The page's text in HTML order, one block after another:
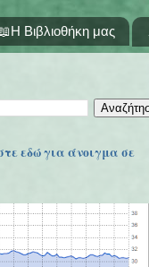
Βιβλιοθήκη μας
εδώ για άνοιγμα σε